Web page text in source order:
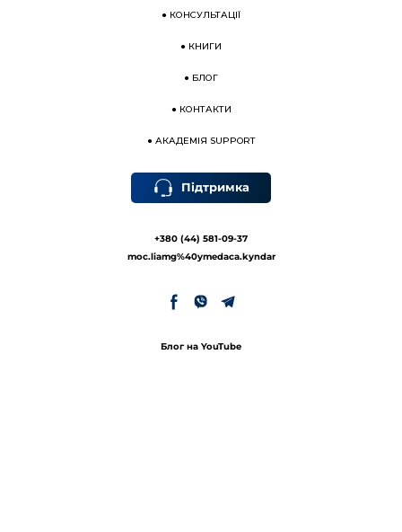
● КОНСУЛЬТАЦІЇ
● КНИГИ
● БЛОГ
● КОНТАКТИ
● АКАДЕМІЯ SUPPORT
Підтримка
+380 (44) 581-09-37
moc.liamg%40ymedaca.kyndar
Блог на YouTube